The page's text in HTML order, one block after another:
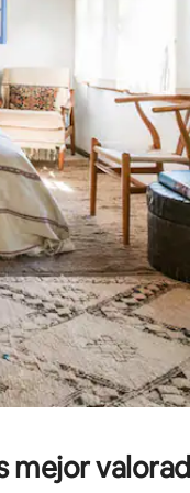
arriba y hacia abajo o
mejor